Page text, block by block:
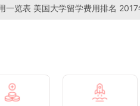
一览表 美国大学留学费用排名